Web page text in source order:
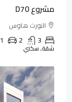
مشروع D70
النورث هاوس
3
2
1
شقة, سكني